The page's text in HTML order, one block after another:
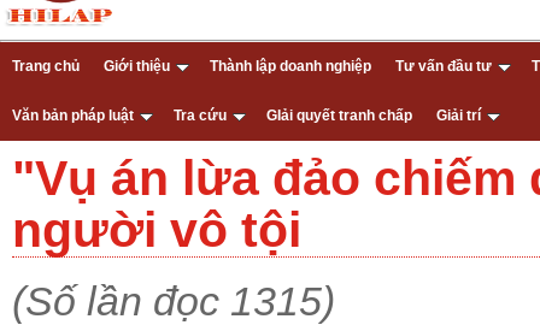
Trang chủ Giới thiệu Thành lập doanh nghiệp Tư vấn đầu tư
Văn bản pháp luật Tra cứu GIải quyết tranh chấp Giải trí
"Vụ án lừa đảo
người vô tội
(Số lần đọc 1315)